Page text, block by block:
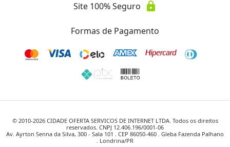
Site 100% Seguro lock
Formas de Pagamento
© 2010-2026CIDADE OFERTA SERVICOS DE INTERNET LTDA. Todos os direitos
reservados. CNPJ 12.406.196/0001-06
Av. Ayrton Senna da Silva, 300 - Sala 101 . CEP 86050-460 . Gleba Fazenda Palhano
. Londrina/PR